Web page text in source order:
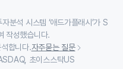
분석 시스템 ‘애드가플래시’가 S
작성했습니다.
합니다.자주묻는 질문
초이스스탁US